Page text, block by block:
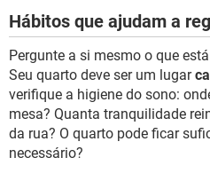
Hábitos que ajudam a
Pergunte a si mesmo o que
Seu quarto deve ser um lugar
verifique a higiene do sono:
mesa? Quanta tranquilidade
da rua? O quarto pode ficar
necessário?